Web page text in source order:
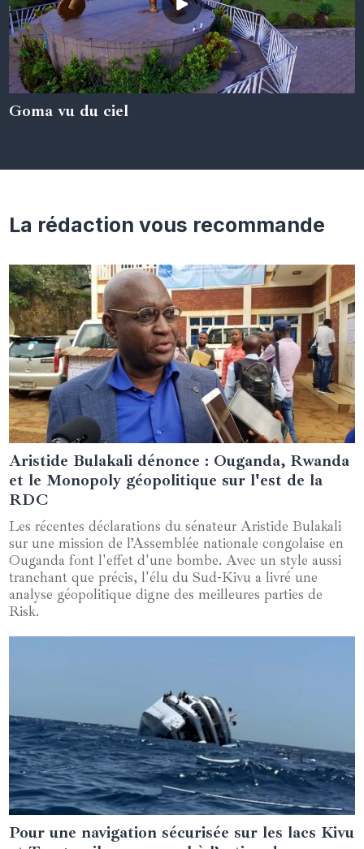
05 juin 2024
Goma vu du ciel
La rédaction vous recommande
02 janvier 2025
Aristide Bulakali dénonce : Ouganda, Rwanda
et le Monopoly géopolitique sur l'est de la
RDC
Les récentes déclarations du sénateur Aristide Bulakali
sur une mission de l’Assemblée nationale congolaise en
Ouganda font l'effet d'une bombe. Avec un style aussi
tranchant que précis, l'élu du Sud-Kivu a livré une
analyse géopolitique digne des meilleures parties de
Risk.
01 août 2024
Pour une navigation sécurisée sur les lacs Kivu